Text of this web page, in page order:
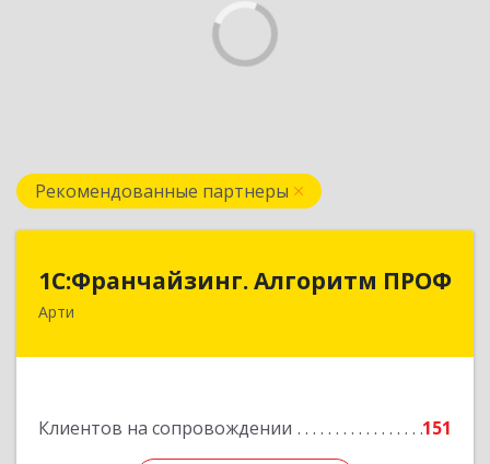
Рекомендованные партнеры
1С:Франчайзинг. Алгоритм ПРОФ
Арти
Клиентов на сопровождении 151
1С:Франчайзинг. Алгоритм ПРОФ
623340, Свердловская обл, Артинский р-н, Арти